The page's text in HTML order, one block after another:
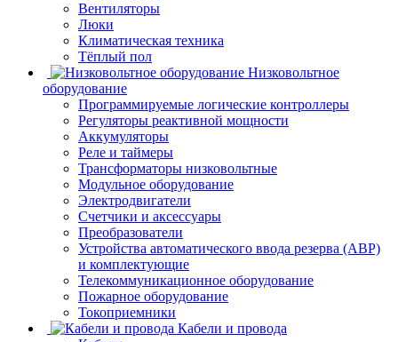
Вентиляторы
Люки
Климатическая техника
Тёплый пол
Низковольтное
оборудование
Программируемые логические контроллеры
Регуляторы реактивной мощности
Аккумуляторы
Реле и таймеры
Трансформаторы низковольтные
Модульное оборудование
Электродвигатели
Счетчики и аксессуары
Преобразователи
Устройства автоматического ввода резерва (АВР)
и комплектующие
Телекоммуникационное оборудование
Пожарное оборудование
Токоприемники
Кабели и провода